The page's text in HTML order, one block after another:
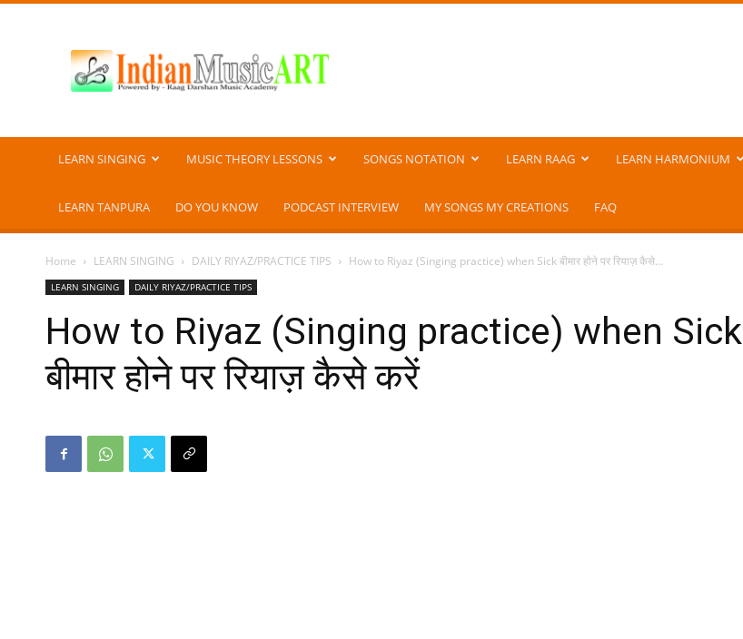
Music
ART
LEARN SINGING MUSIC THEORY LESSONS SONGS NOTATION LEARN RAAG LEARN HARMONIUM
LEARN TANPURA DO YOU KNOW PODCAST INTERVIEW MY SONGS MY CREATIONS FAQ
Home LEARN SINGING DAILY RIYAZ/PRACTICE TIPS How to Riyaz (Singing practice) when Sick बीमार होने पर रियाज़ कैसे...
LEARN SINGING DAILY RIYAZ/PRACTICE TIPS
How to Riyaz (Singing practice) when Sick
बीमार होने पर रियाज़ कैसे करें